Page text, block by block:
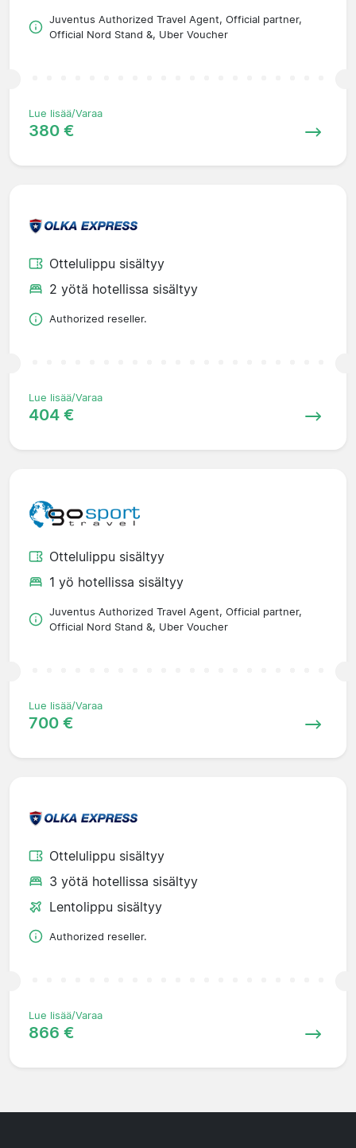
Juventus Authorized Travel Agent, Official partner,
Official Nord Stand &, Uber Voucher
Lue lisää/Varaa
380 €
Ottelulippu sisältyy
2 yötä hotellissa sisältyy
Authorized reseller.
Lue lisää/Varaa
404 €
Ottelulippu sisältyy
1 yö hotellissa sisältyy
Juventus Authorized Travel Agent, Official partner,
Official Nord Stand &, Uber Voucher
Lue lisää/Varaa
700 €
Ottelulippu sisältyy
3 yötä hotellissa sisältyy
Lentolippu sisältyy
Authorized reseller.
Lue lisää/Varaa
866 €